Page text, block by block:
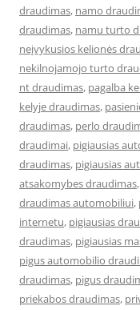
draudimas, namo
draudimas, namu turto
neįvykusios kelionės
nekilnojamojo turto
nt draudimas, pagalba
kelyje draudimas,
draudimas, perlo
draudimai, pigiausias
draudimas, pigiausias
atsakomybes draudimas,
draudimas automobiliui,
internetu, pigiausias
draudimas, pigiausias
pigus automobilio
draudimas, pigus
priekabos draudimas,